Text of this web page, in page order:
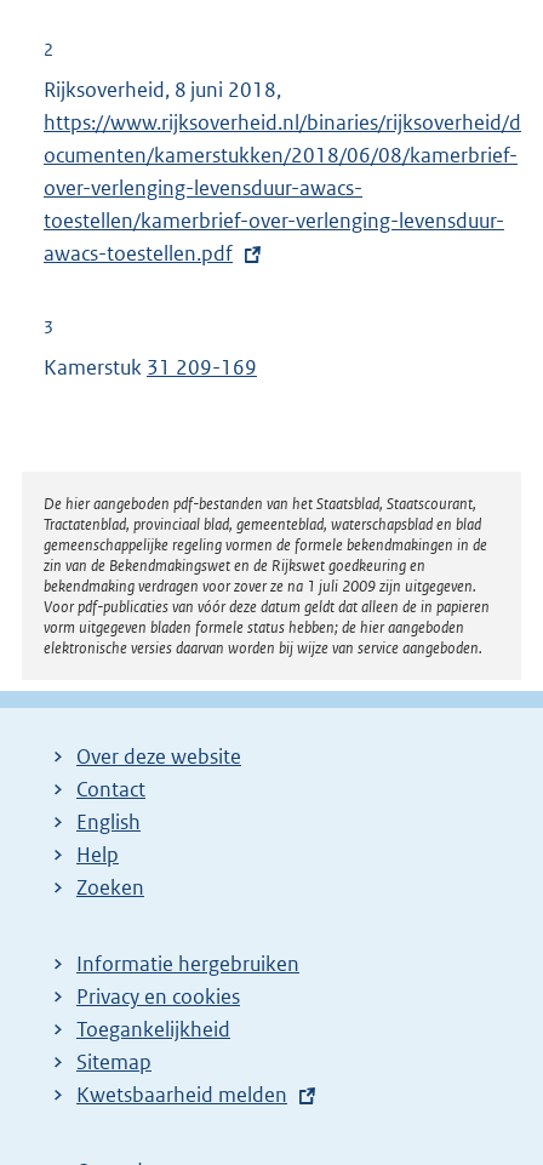
i
n
k
:
2
Rijksoverheid, 8 juni 2018,
x
t
e
r
https://www.rijksoverheid.nl/binaries/rijksoverheid/d
ocumenten/kamerstukken/2018/06/08/kamerbrief-
over-verlenging-levensduur-awacs-
toestellen/kamerbrief-over-verlenging-levensduur-
awacs-toestellen.pdf
3
Kamerstuk 31 209-169
Disclaimer
De hier aangeboden pdf-bestanden van het Staatsblad, Staatscourant,
Tractatenblad, provinciaal blad, gemeenteblad, waterschapsblad en blad
gemeenschappelijke regeling vormen de formele bekendmakingen in de
zin van de Bekendmakingswet en de Rijkswet goedkeuring en
bekendmaking verdragen voor zover ze na 1 juli 2009 zijn uitgegeven.
Voor pdf-publicaties van vóór deze datum geldt dat alleen de in papieren
vorm uitgegeven bladen formele status hebben; de hier aangeboden
elektronische versies daarvan worden bij wijze van service aangeboden.
Over deze website
Contact
English
Help
Zoeken
Informatie hergebruiken
Privacy en cookies
Toegankelijkheid
Sitemap
E
t
Kwetsbaarheid melden